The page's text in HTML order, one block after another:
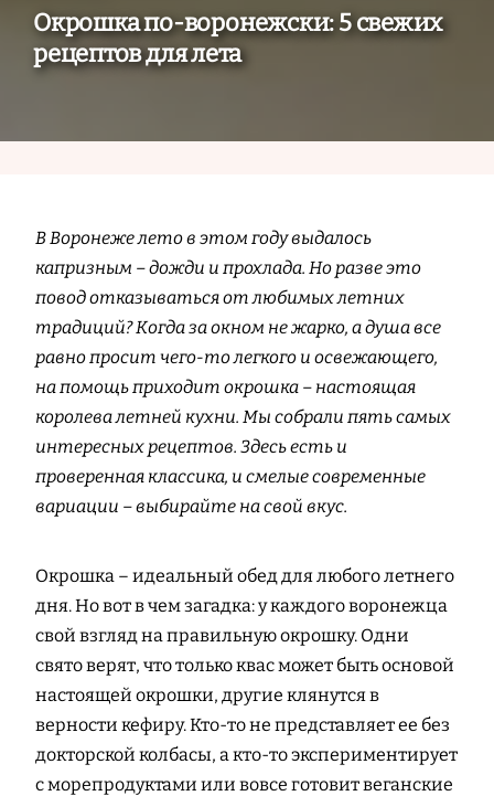
Окрошка по-воронежски: 5 свежих
рецептов для лета
В Воронеже лето в этом году выдалось
капризным – дожди и прохлада. Но разве это
повод отказываться от любимых летних
традиций? Когда за окном не жарко, а душа все
равно просит чего-то легкого и освежающего,
на помощь приходит окрошка – настоящая
королева летней кухни. Мы собрали пять самых
интересных рецептов. Здесь есть и
проверенная классика, и смелые современные
вариации – выбирайте на свой вкус.
Окрошка – идеальный обед для любого летнего
дня. Но вот в чем загадка: у каждого воронежца
свой взгляд на правильную окрошку. Одни
свято верят, что только квас может быть основой
настоящей окрошки, другие клянутся в
верности кефиру. Кто-то не представляет ее без
докторской колбасы, а кто-то экспериментирует
с морепродуктами или вовсе готовит веганские